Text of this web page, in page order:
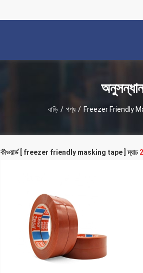
বাড়ি / পণ্য / Freezer Friendly
কীওয়ার্ড [ freezer friendly masking tape ] ম্যাচ2